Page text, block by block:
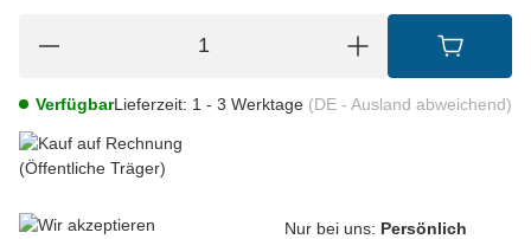
VerfügbarLieferzeit: 1 - 3 Werktage (DE - Ausland abweichend)
Nur bei uns: Persönlich